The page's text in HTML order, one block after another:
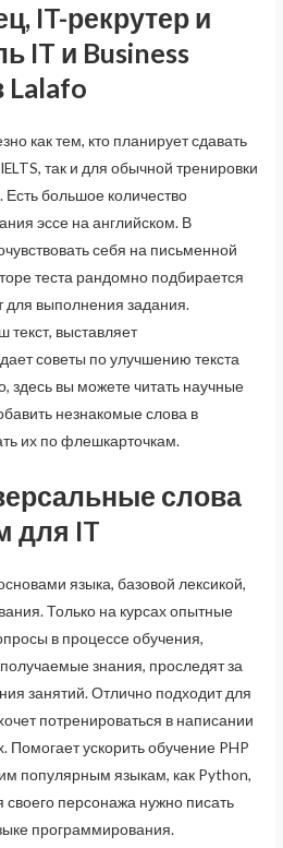
IT-рекрутер и
IT и Business
Lalafo
как тем, кто планирует сдавать
так и для обычной тренировки
Есть большое количество
эссе на английском. В
себя на письменной
теста рандомно подбирается
для выполнения задания.
выставляет
советы по улучшению текста
здесь вы можете читать научные
незнакомые слова в
их по флешкарточкам.
слова
для IT
языка, базовой лексикой,
Только на курсах опытные
в процессе обучения,
знания, проследят за
занятий. Отлично подходит для
потренироваться в написании
Помогает ускорить обучение PHP
популярным языкам, как Python,
своего персонажа нужно писать
программирования.